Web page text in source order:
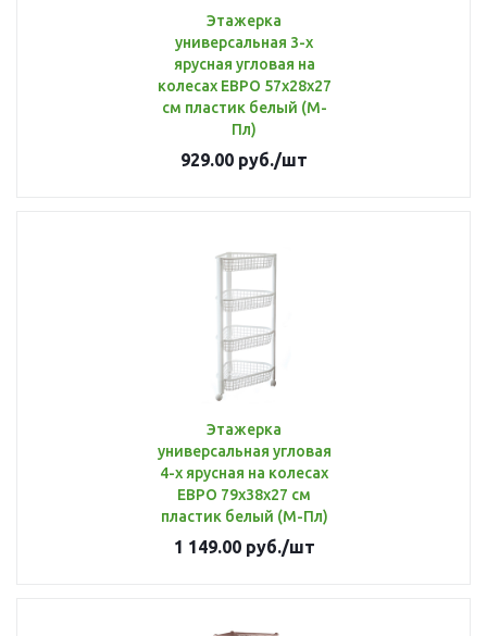
Этажерка
универсальная 3-х
ярусная угловая на
колесах ЕВРО 57х28х27
см пластик белый (М-
Пл)
929.00 руб./шт
Этажерка
универсальная угловая
4-х ярусная на колесах
ЕВРО 79х38х27 см
пластик белый (М-Пл)
1 149.00руб./шт